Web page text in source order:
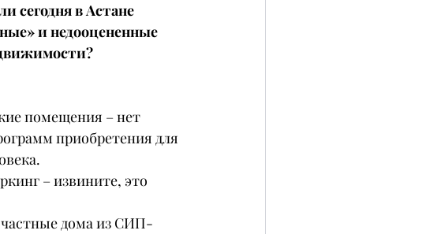
сегодня в Астане
и недооцененные
помещения – нет
приобретения для
– извините, это
дома из СИП-